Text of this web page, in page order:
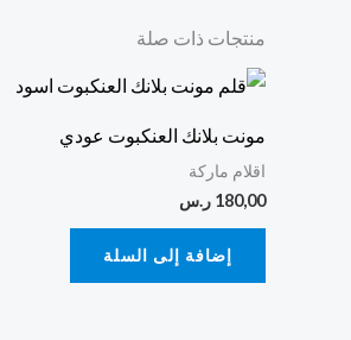
منتجات ذات صلة
مونت بلانك العنكبوت عودي
اقلام ماركة
180,00 ر.س
إضافة إلى السلة